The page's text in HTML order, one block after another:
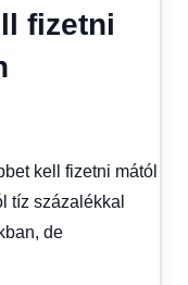
fizetni
kell fizetni mától
tíz százalékkal
de